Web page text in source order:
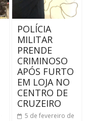
POLÍCIA
MILITAR
PRENDE
CRIMINOSO
APÓS FURTO
EM LOJA NO
CENTRO DE
CRUZEIRO
5 de fevereiro de